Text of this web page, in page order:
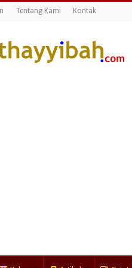
Tentang Kami Kontak